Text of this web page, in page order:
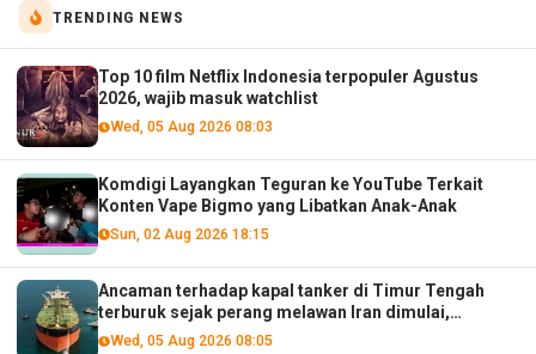
TRENDING NEWS
Top 10 film Netflix Indonesia terpopuler Agustus
2026, wajib masuk watchlist
Wed, 05 Aug 2026 08:03
Komdigi Layangkan Teguran ke YouTube Terkait
Konten Vape Bigmo yang Libatkan Anak-Anak
Sun, 02 Aug 2026 18:15
Ancaman terhadap kapal tanker di Timur Tengah
terburuk sejak perang melawan Iran dimulai,
menurut analis
Wed, 05 Aug 2026 08:05